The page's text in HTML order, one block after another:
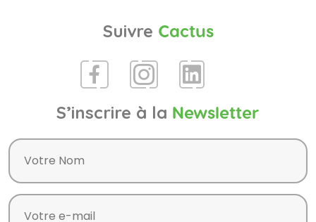
Suivre Cactus
S’inscrire à la Newsletter